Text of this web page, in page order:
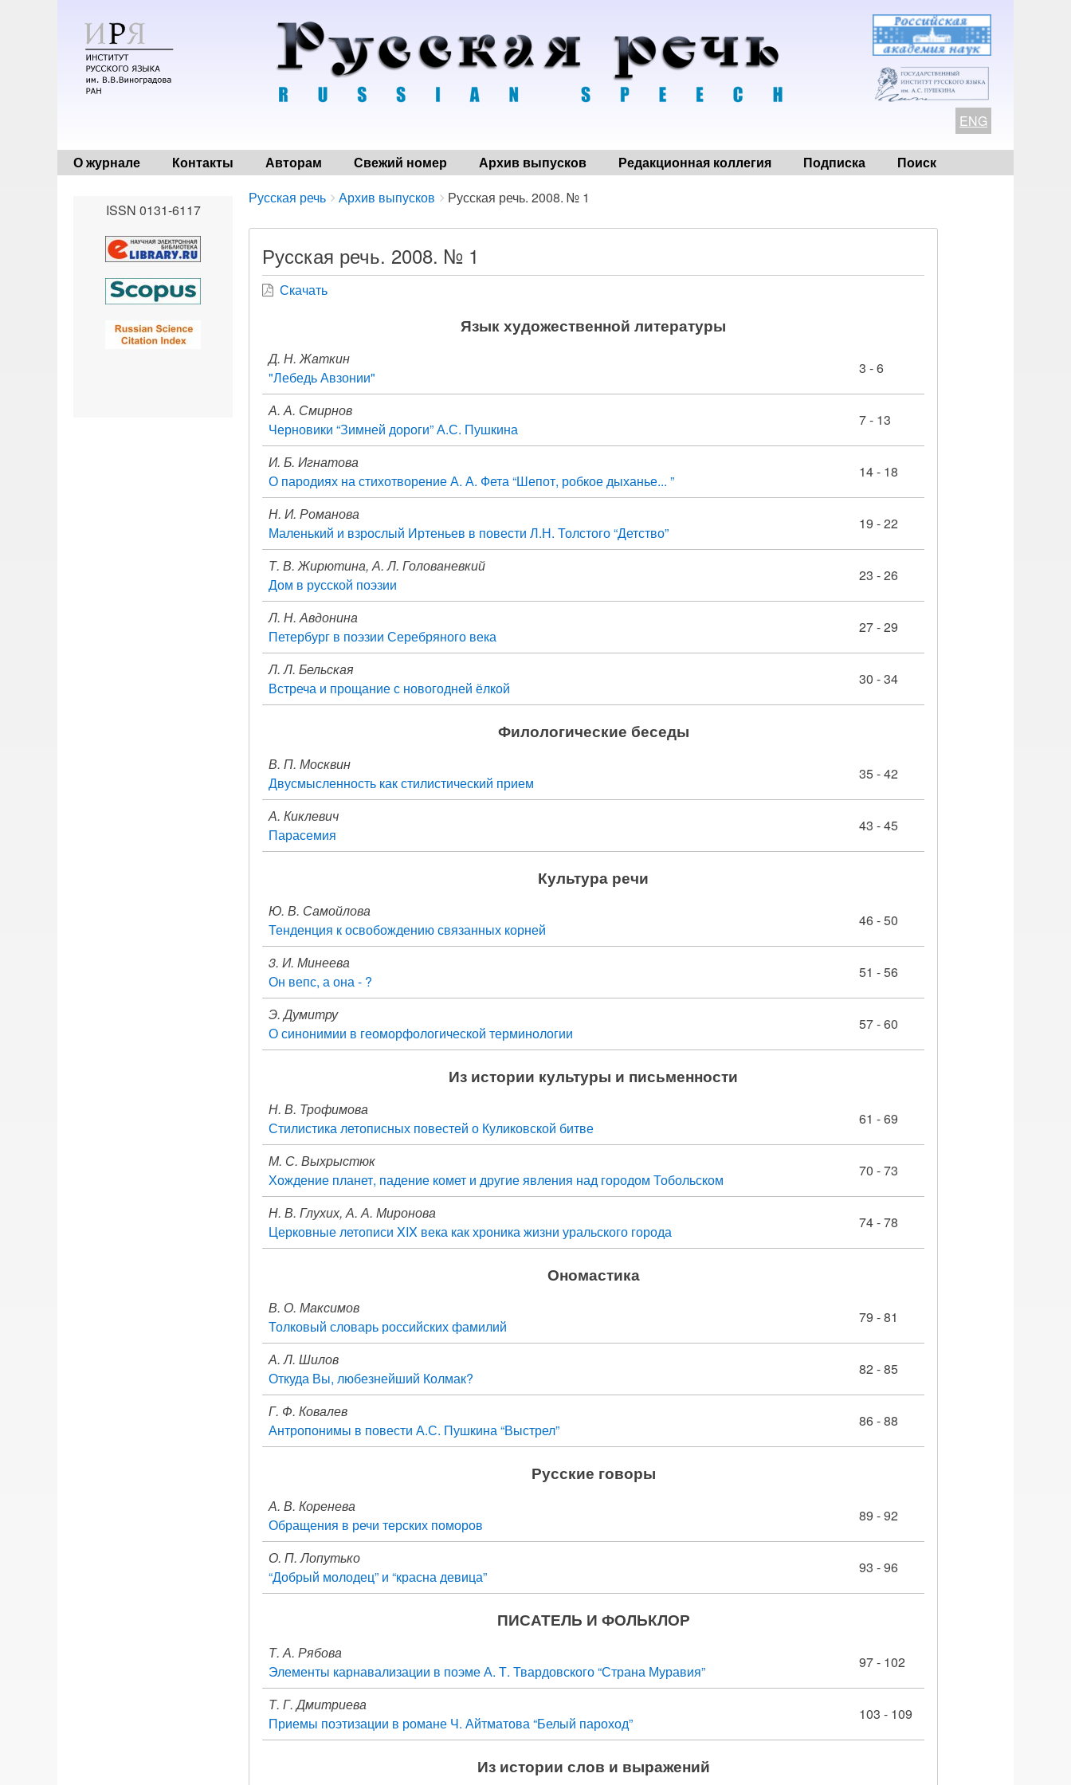
ENG
О журнале Контакты Авторам Свежий номер Архив выпусков Редакционная коллегия Подписка Поиск
Breadcrumbs
You
here:
Русская речь Архив выпусков Русская речь. 2008. № 1
Русская речь. 2008. № 1
Скачать
Язык художественной литературы
Д. Н. Жаткин
"Лебедь Авзонии"
3 - 6
А. А. Смирнов
Черновики “Зимней дороги” А.С. Пушкина
7 - 13
И. Б. Игнатова
О пародиях на стихотворение А. А. Фета “Шепот, робкое дыханье... ”
14 - 18
Н. И. Романова
Маленький и взрослый Иртеньев в повести Л.Н. Толстого “Детство”
19 - 22
Т. В. Жирютина, А. Л. Голованевкий
Дом в русской поэзии
23 - 26
Л. Н. Авдонина
Петербург в поэзии Серебряного века
27 - 29
Л. Л. Бельская
Встреча и прощание с новогодней ёлкой
30 - 34
Филологические беседы
В. П. Москвин
Двусмысленность как стилистический прием
35 - 42
А. Киклевич
Парасемия
43 - 45
Культура речи
Ю. В. Самойлова
Тенденция к освобождению связанных корней
46 - 50
3. И. Минеева
Он вепс, а она - ?
51 - 56
Э. Думитру
О синонимии в геоморфологической терминологии
57 - 60
Из истории культуры и письменности
Н. В. Трофимова
Стилистика летописных повестей о Куликовской битве
61 - 69
М. С. Выхрыстюк
Хождение планет, падение комет и другие явления над городом Тобольском
70 - 73
Н. В. Глухих, А. А. Миронова
Церковные летописи XIX века как хроника жизни уральского города
74 - 78
Ономастика
В. О. Максимов
Толковый словарь российских фамилий
79 - 81
А. Л. Шилов
Откуда Вы, любезнейший Колмак?
82 - 85
Г. Ф. Ковалев
Антропонимы в повести А.С. Пушкина “Выстрел”
86 - 88
Русские говоры
А. В. Коренева
Обращения в речи терских поморов
89 - 92
О. П. Лопутько
“Добрый молодец” и “красна девица”
93 - 96
ПИСАТЕЛЬ И ФОЛЬКЛОР
Т. А. Рябова
Элементы карнавализации в поэме А. Т. Твардовского “Страна Муравия”
97 - 102
Т. Г. Дмитриева
Приемы поэтизации в романе Ч. Айтматова “Белый пароход”
103 - 109
Из истории слов и выражений
ISSN 0131-6117